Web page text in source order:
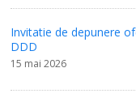
Invitatie de depunere
DDD
15 mai 2026